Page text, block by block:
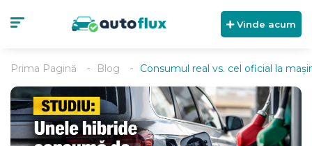
Vinde acum
Prima Pagină Blog Consumul real vs. cel oficial la